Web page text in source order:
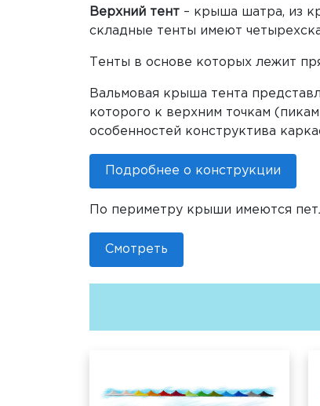
Верхний тент – крыша шатра, из
складные тенты имеют
Тенты в основе которых лежит
Вальмовая крыша тента
которого к верхним точкам
особенностей конструктива
Подробнее о конструкции
По периметру крыши имеются
Смотреть